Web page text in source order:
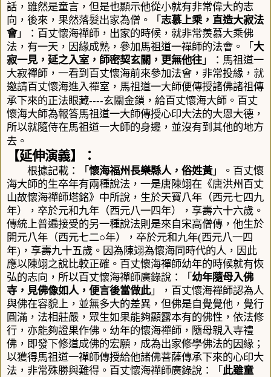
話，雖然是童言，但是也顯示他從小就有非常偉大的志
向，後來，果然落髮出家為僧。「 志慕上乘，直造大寂法
會」：百丈懷海禪師，出家的時候，就非常羨慕大乘佛
法，有一天，因緣成熟，參加馬祖道一禪師的法會。「 大
寂一見，延之入室，師密契玄關，更無他往」：馬祖道一
大寂禪師，一看到百丈懷海前來參加法會，非常投緣，就
邀請百丈懷海進入禪室，馬祖道一大師便傳授諸佛諸祖傳
承下來的正法眼藏----玄關金鎖，給百丈懷海大師。百丈
懷海大師為報答馬祖道一大師傳授心印大法的大恩大德，
所以就隨侍在馬祖道一大師的身邊，並沒有到其他的地方
去。
【延伸演義】：
根據記載：「 懷海福州長樂縣人，俗姓黃」。 百丈懷
海大師的生卒年有兩種說法，一是唐陳翊在《唐洪州百丈
山故懷海禪師塔銘》中所說，生於天寶八年（西元七四九
年），卒於元和九年（西元八一四年），享壽六十六歲。
傳統上普遍接受的另一種說法則是來自宋高僧傳，他生於
開元八年（西元七二○年），卒於元和九年(西元八一四
年) ，享壽九十五歲。因為陳翊為懷海同時代的人，因此
應以陳翊之說比較正確。百丈懷海禪師幼年的時候就有恢
弘的志向 ，所以百丈懷海禪師廣錄說：「 幼年隨母入佛
寺，見佛像如人，便言後當做此」，百丈懷海禪師認為人
與佛在容貌上，並無多大的差異，但佛是自覺覺他 ，覺行
圓滿，法相莊嚴，眾生如果能夠顯露本有的佛性，依法修
行，亦能夠證果作佛。幼年的懷海禪師，隨母親入寺禮
佛，即發下修道成佛的宏願，成為出家修學佛法的因緣；
以獲得馬祖道一禪師傳授給他諸佛菩薩傳承下來的心印大
法 ，非常殊勝與難得。百丈懷海禪師廣錄說：「 此雖童